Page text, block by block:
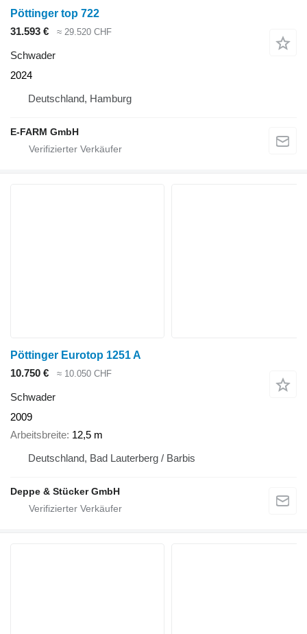
Pöttinger top 722
31.593 €
≈ 29.520 CHF
Schwader
2024
Deutschland, Hamburg
E-FARM GmbH
Pöttinger Eurotop 1251 A
10.750 €
≈ 10.050 CHF
Schwader
2009
Arbeitsbreite 12,5 m
Deutschland, Bad Lauterberg / Barbis
Deppe & Stücker GmbH